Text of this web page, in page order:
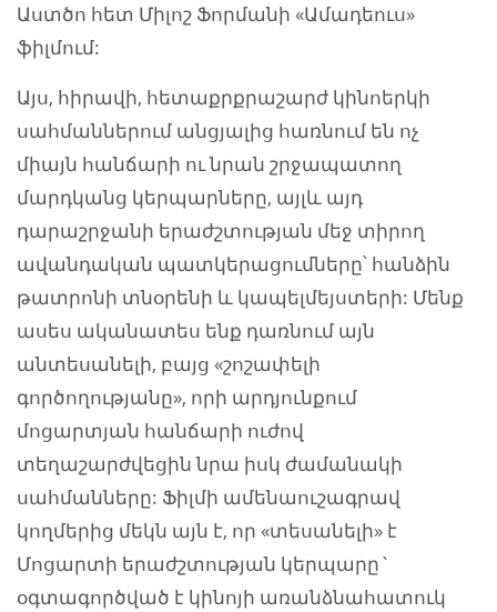
Աստծո հետ Միլոշ Ֆորմանի «Ամադեուս»
ֆիլմում:
Այս, հիրավի, հետաքրքրաշարժ կինոերկի
սահմաններում անցյալից հառնում են ոչ
միայն հանճարի ու նրան շրջապատող
մարդկանց կերպարները, այլև այդ
դարաշրջանի երաժշտության մեջ տիրող
ավանդական պատկերացումները՝ հանձին
թատրոնի տնօրենի և կապելմեյստերի: Մենք
ասես ականատես ենք դառնում այն
անտեսանելի, բայց «շոշափելի
գործողությանը», որի արդյունքում
մոցարտյան հանճարի ուժով
տեղաշարժվեցին նրա իսկ ժամանակի
սահմանները: Ֆիլմի ամենաուշագրավ
կողմերից մեկն այն է, որ «տեսանելի» է
Մոցարտի երաժշտության կերպարը`
օգտագործված է կինոյի առանձնահատուկ